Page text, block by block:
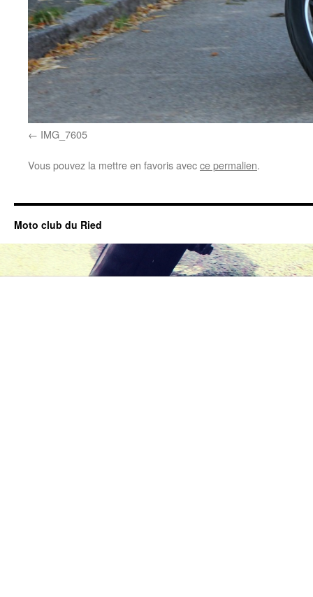
IMG_7605
Vous pouvez la mettre en favoris avecce permalien.
Moto club du Ried